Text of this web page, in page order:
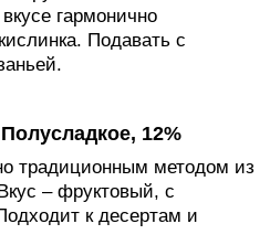
гармонично
Подавать с
12%
традиционным методом из
– фруктовый, с
к десертам и